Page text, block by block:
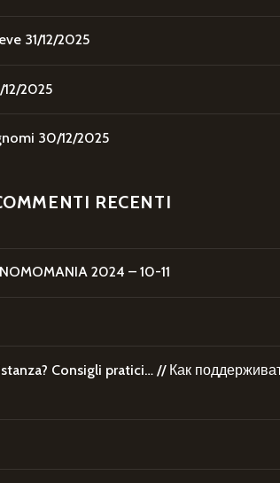
31/12/2025
2025
30/12/2025
RECENTI
2024 – 10-11
Consigli pratici… // Как